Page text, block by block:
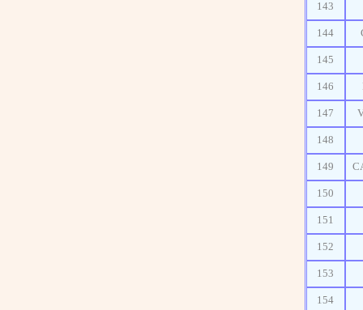
143
144
145
146
147
148
149
150
151
152
153
154